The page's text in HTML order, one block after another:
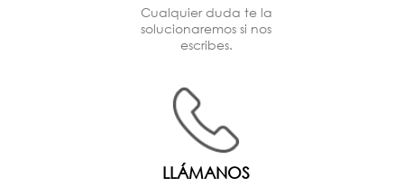
Cualquier duda te la
solucionaremos si nos
escribes.
LLÁMANOS